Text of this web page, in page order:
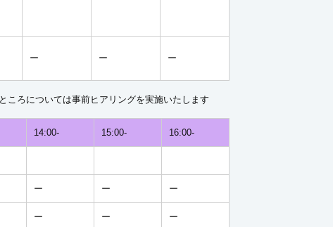
ー ー ー
ころについては事前ヒアリングを実施いたします
14:00- 15:00- 16:00-
ー ー ー
ー ー ー